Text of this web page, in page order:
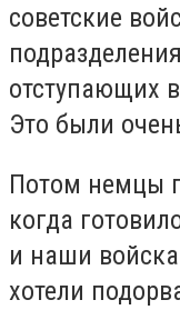
советские
отступающих
Это были
Потом немцы
когда
и наши
хотели